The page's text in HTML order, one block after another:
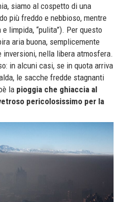
siamo al cospetto di una
più freddo e nebbioso, mentre
limpida, “pulita”). Per questo
aria buona, semplicemente
nella libera atmosfera.
in alcuni casi, se in quota arriva
le sacche fredde stagnanti
la pioggia che ghiaccia al
pericolosissimo per la